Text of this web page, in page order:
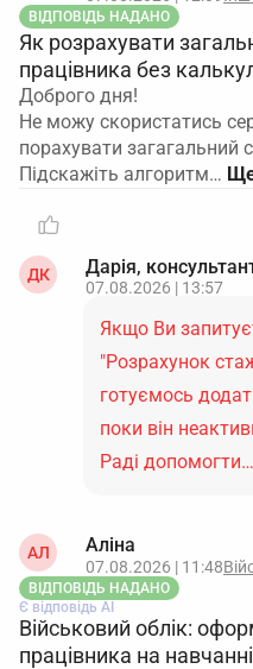
ВІДПОВІДЬ НАДАНО
Як розрахувати
працівника без
Доброго дня!
Не можу скористатись
порахувати загагальний
Підскажіть алгоритм…
ДК Дарія,
07.08.2026 | 13:57
Якщо Ви
"Розрахунок
готуємось
поки він
Раді допомогти…
АЛ Аліна
07.08.2026 | 11:48
ВІДПОВІДЬ НАДАНО
Є відповідь АІ
Військовий облік:
працівника на навчанні